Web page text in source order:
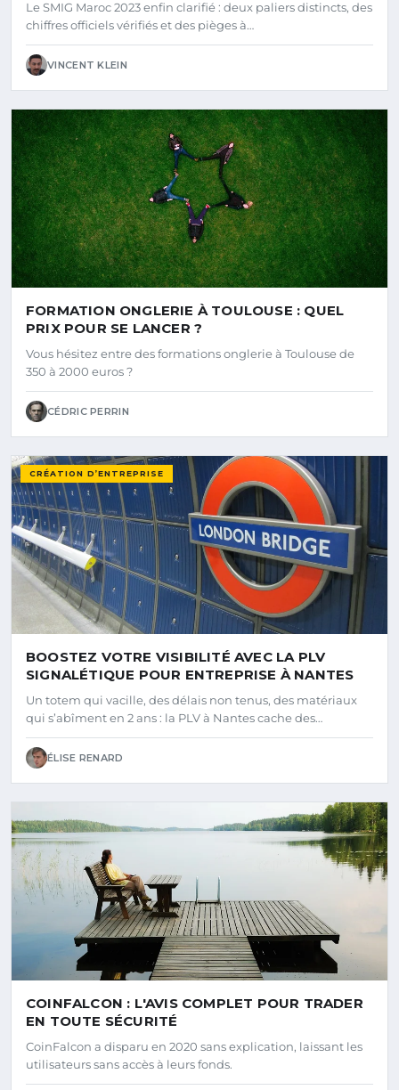
Le SMIG Maroc 2023 enfin clarifié : deux paliers distincts, des
chiffres officiels vérifiés et des pièges à…
VINCENT KLEIN
FORMATION ONGLERIE À TOULOUSE : QUEL
PRIX POUR SE LANCER ?
Vous hésitez entre des formations onglerie à Toulouse de
350 à 2000 euros ?
CÉDRIC PERRIN
CRÉATION D’ENTREPRISE
BOOSTEZ VOTRE VISIBILITÉ AVEC LA PLV
SIGNALÉTIQUE POUR ENTREPRISE À NANTES
Un totem qui vacille, des délais non tenus, des matériaux
qui s’abîment en 2 ans : la PLV à Nantes cache des…
ÉLISE RENARD
COINFALCON : L'AVIS COMPLET POUR TRADER
EN TOUTE SÉCURITÉ
CoinFalcon a disparu en 2020 sans explication, laissant les
utilisateurs sans accès à leurs fonds.